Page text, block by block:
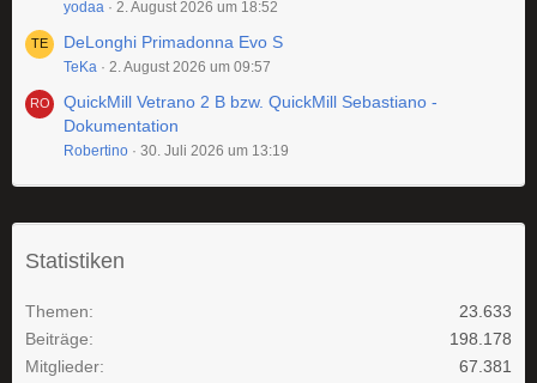
yodaa 2. August 2026 um 18:52
DeLonghi Primadonna Evo S
TeKa 2. August 2026 um 09:57
QuickMill Vetrano 2 B bzw. QuickMill Sebastiano -
Dokumentation
Robertino 30. Juli 2026 um 13:19
Statistiken
Themen
23.633
Beiträge
198.178
Mitglieder
67.381